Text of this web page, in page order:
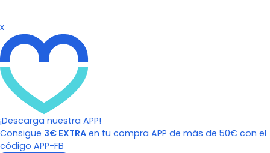
x
¡Descarga nuestra APP!
Consigue 3€ EXTRA en tu compra APP de más de 50€ con el
código APP-FB